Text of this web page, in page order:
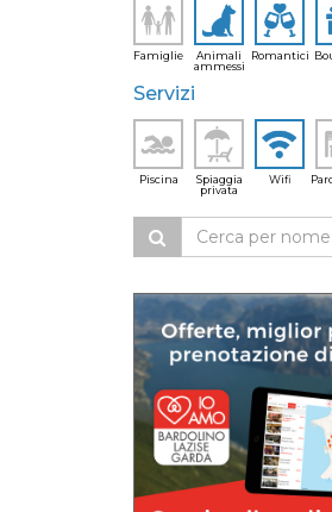
Famiglie
Animali
ammessi
Romantici
Servizi
Piscina
Spiaggia
privata
Wifi